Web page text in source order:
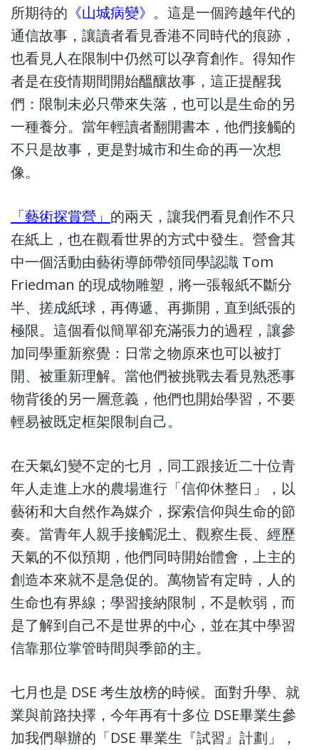
所期待的 《山城病變》 。這是一個跨越年代的
通信故事，讓讀者看見香港不同時代的痕跡，
也看見人在限制中仍然可以孕育創作。得知作
者是在疫情期間開始醞釀故事，這正提醒我
們：限制未必只帶來失落，也可以是生命的另
一種養分。當年輕讀者翻開書本，他們接觸的
不只是故事，更是對城市和生命的再一次想
像。
「藝術探賞營」 的兩天，讓我們看見創作不只
在紙上，也在觀看世界的方式中發生。營會其
中一個活動由藝術導師帶領同學認識 Tom
Friedman 的現成物雕塑，將一張報紙不斷分
半、搓成紙球，再傳遞、再撕開，直到紙張的
極限。這個看似簡單卻充滿張力的過程，讓參
加同學重新察覺：日常之物原來也可以被打
開、被重新理解。當他們被挑戰去看見熟悉事
物背後的另一層意義，他們也開始學習，不要
輕易被既定框架限制自己。
在天氣幻變不定的七月，同工跟接近二十位青
年人走進上水的農場進行「信仰休整日」，以
藝術和大自然作為媒介，探索信仰與生命的節
奏。當青年人親手接觸泥土、觀察生長、經歷
天氣的不似預期，他們同時開始體會，上主的
創造本來就不是急促的。萬物皆有定時，人的
生命也有界線；學習接納限制，不是軟弱，而
是了解到自己不是世界的中心，並在其中學習
信靠那位掌管時間與季節的主。
七月也是 DSE 考生放榜的時候。面對升學、就
業與前路抉擇，今年再有十多位 DSE畢業生參
加我們舉辦的「DSE 畢業生『試習』計劃」，